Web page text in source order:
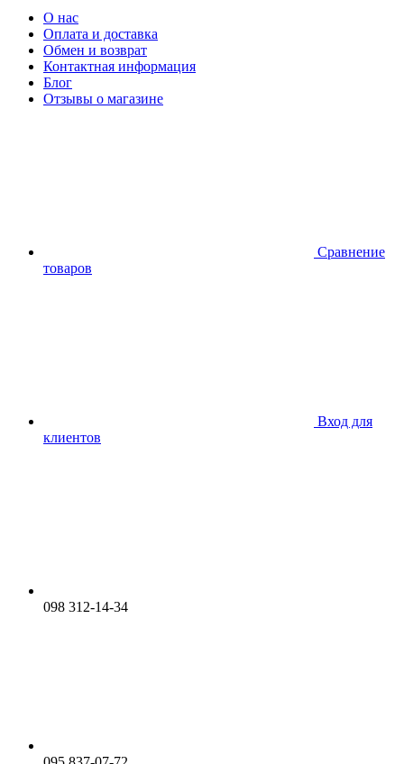
О нас
Оплата и доставка
Обмен и возврат
Контактная информация
Блог
Отзывы о магазине
Сравнение
товаров
Вход для
клиентов
098 312-14-34